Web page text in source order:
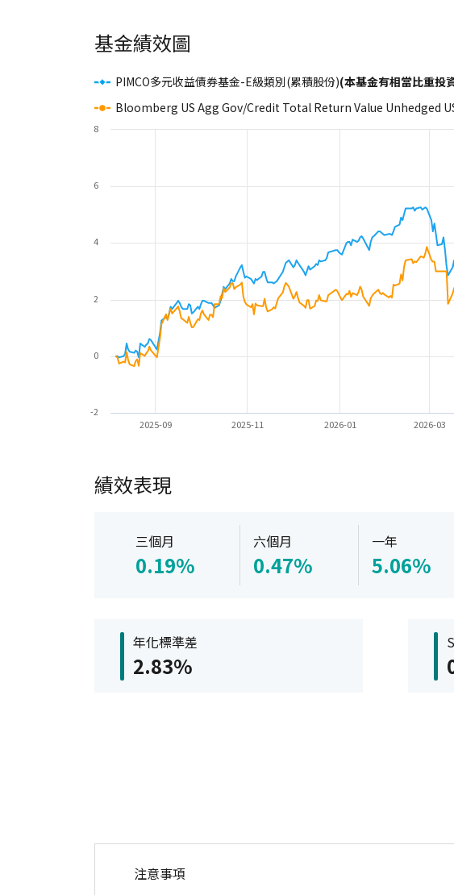
基金績效圖
PIMCO多元收益債券基金-E級類別(累積股份)(本基金有相當比重投資於
Bloomberg US Agg Gov/Credit Total Return Value Unhedged
2025-09 2025-11 2026-01 2026-03
-2
0
2
4
6
8
績效表現
三個月
0.19%
六個月
0.47%
一年
5.06%
年化標準差
2.83%
注意事項